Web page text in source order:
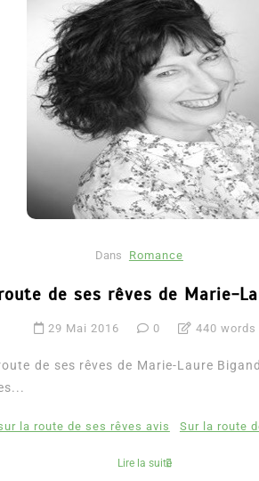
Dans Romance
de ses rêves de Marie-
29 Mai 2016 0 440 words
de ses rêves de Marie-Laure
la route de ses rêves avis Sur la route
Lire la suite
l’actualité : été
3 052 words
romance
Dans
Le